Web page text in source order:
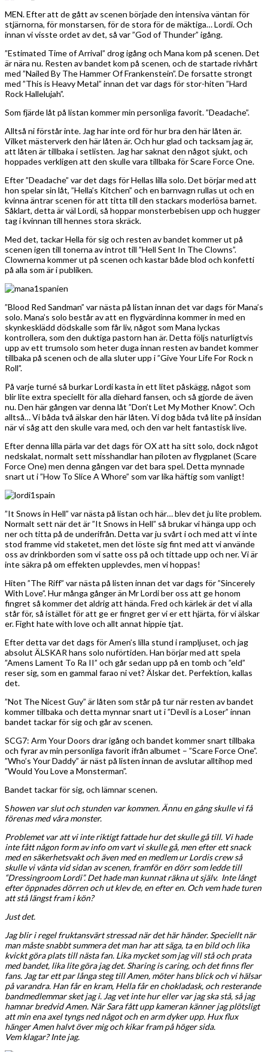
MEN. Efter att de gått av scenen började den intensiva väntan för
stjärnorna, för monstarsen, för de stora för de mäktiga… Lordi. Och
innan vi visste ordet av det, så var ”God of Thunder” igång.
”Estimated Time of Arrival” drog igång och Mana kom på scenen. Det
är nära nu. Resten av bandet kom på scenen, och de startade rivhårt
med ”Nailed By The Hammer Of Frankenstein”. De forsatte strongt
med ”This is Heavy Metal” innan det var dags för stor-hiten ”Hard
Rock Hallelujah”.
Som fjärde låt på listan kommer min personliga favorit. ”Deadache”.
Alltså ni förstår inte. Jag har inte ord för hur bra den här låten är.
Vilket mästerverk den här låten är. Och hur glad och tacksam jag är,
att låten är tillbaka i setlisten. Jag har saknat den något sjukt, och
hoppades verkligen att den skulle vara tillbaka för Scare Force One.
Efter ”Deadache” var det dags för Hellas lilla solo. Det börjar med att
hon spelar sin låt, ”Hella’s Kitchen” och en barnvagn rullas ut och en
kvinna äntrar scenen för att titta till den stackars moderlösa barnet.
Såklart, detta är väl Lordi, så hoppar monsterbebisen upp och hugger
tag i kvinnan till hennes stora skräck.
Med det, tackar Hella för sig och resten av bandet kommer ut på
scenen igen till tonerna av introt till ”Hell Sent In The Clowns”.
Clownerna kommer ut på scenen och kastar både blod och konfetti
på alla som är i publiken.
”Blood Red Sandman” var nästa på listan innan det var dags för Mana’s
solo. Mana’s solo består av att en flygvärdinna kommer in med en
skynkesklädd dödskalle som får liv, något som Mana lyckas
kontrollera, som den duktiga pastorn han är. Detta följs naturligtvis
upp av ett trumsolo som heter duga innan resten av bandet kommer
tillbaka på scenen och de alla sluter upp i ”Give Your Life For Rock n
Roll”.
På varje turné så burkar Lordi kasta in ett litet påskägg, något som
blir lite extra speciellt för alla diehard fansen, och så gjorde de även
nu. Den här gången var denna låt ”Don’t Let My Mother Know”. Och
alltså… Vi båda två älskar den här låten. Vi dog båda två lite på insidan
när vi såg att den skulle vara med, och den var helt fantastisk live.
Efter denna lilla pärla var det dags för OX att ha sitt solo, dock något
nedskalat, normalt sett misshandlar han piloten av flygplanet (Scare
Force One) men denna gången var det bara spel. Detta mynnade
snart ut i ”How To Slice A Whore” som var lika häftig som vanligt!
”It Snows in Hell” var nästa på listan och här… blev det ju lite problem.
Normalt sett när det är ”It Snows in Hell” så brukar vi hänga upp och
ner och titta på de underifrån. Detta var ju svårt i och med att vi inte
stod framme vid staketet, men det löste sig fint med att vi använde
oss av drinkborden som vi satte oss på och tittade upp och ner. Vi är
inte säkra på om effekten upplevdes, men vi hoppas!
Hiten ”The Riff” var nästa på listen innan det var dags för ”Sincerely
With Love”. Hur många gånger än Mr Lordi ber oss att ge honom
fingret så kommer det aldrig att hända. Fred och kärlek är det vi alla
står för, så istället för att ge er fingret ger vi er ett hjärta, för vi älskar
er. Fight hate with love och allt annat hippie tjat.
Efter detta var det dags för Amen’s lilla stund i rampljuset, och jag
absolut ÄLSKAR hans solo nuförtiden. Han börjar med att spela
”Amens Lament To Ra II” och går sedan upp på en tomb och ”eld”
reser sig, som en gammal farao ni vet? Älskar det. Perfektion, kallas
det.
”Not The Nicest Guy” är låten som står på tur när resten av bandet
kommer tillbaka och detta mynnar snart ut i ”Devil is a Loser” innan
bandet tackar för sig och går av scenen.
SCG7: Arm Your Doors drar igång och bandet kommer snart tillbaka
och fyrar av min personliga favorit ifrån albumet – ”Scare Force One”.
”Who’s Your Daddy” är näst på listen innan de avslutar alltihop med
”Would You Love a Monsterman”.
Bandet tackar för sig, och lämnar scenen.
Showen var slut och stunden var kommen. Ännu en gång skulle vi få
förenas med våra monster.
Problemet var att vi inte riktigt fattade hur det skulle gå till. Vi hade
inte fått någon form av info om vart vi skulle gå, men efter ett snack
med en säkerhetsvakt och även med en medlem ur Lordis crew så
skulle vi vänta vid sidan av scenen, framför en dörr som ledde till
“Dressingroom Lordi”. Det hade man kunnat räkna ut själv. Inte långt
efter öppnades dörren och ut klev de, en efter en. Och vem hade turen
att stå längst fram i kön?
Just det.
Jag blir i regel fruktansvärt stressad när det här händer. Speciellt när
man måste snabbt summera det man har att säga, ta en bild och lika
kvickt göra plats till nästa fan. Lika mycket som jag vill stå och prata
med bandet, lika lite göra jag det. Sharing is caring, och det finns fler
fans. Jag tar ett par långa steg till Amen, möter hans blick och vi hälsar
på varandra. Han får en kram, Hella får en chokladask, och resterande
bandmedlemmar sket jag i. Jag vet inte hur eller var jag ska stå, så jag
hamnar bredvid Amen. När Sara fått upp kameran känner jag plötsligt
att min ena axel tyngs ned något och en arm dyker upp. Hux flux
hänger Amen halvt över mig och kikar fram på höger sida.
Vem klagar? Inte jag.